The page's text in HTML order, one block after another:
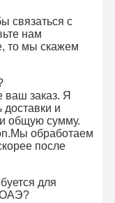
связаться с
нам
то мы скажем
ваш заказ. Я
доставки и
общую сумму.
обработаем
после
для
ОАЭ?